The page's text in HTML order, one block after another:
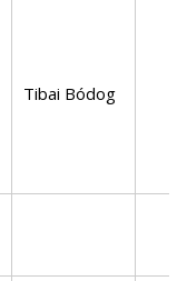
Tibai Bódog